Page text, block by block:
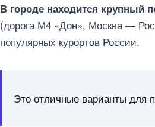
В городе находится крупный
(дорога М4 «Дон», Москва —
популярных курортов России.
Это отличные варианты для